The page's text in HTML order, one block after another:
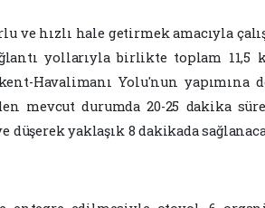
ve hızlı hale getirmek amacıyla
yollarıyla birlikte toplam 11,5
Havalimanı Yolu'nun yapımına
mevcut durumda 20-25 dakika
düşerek yaklaşık 8 dakikada